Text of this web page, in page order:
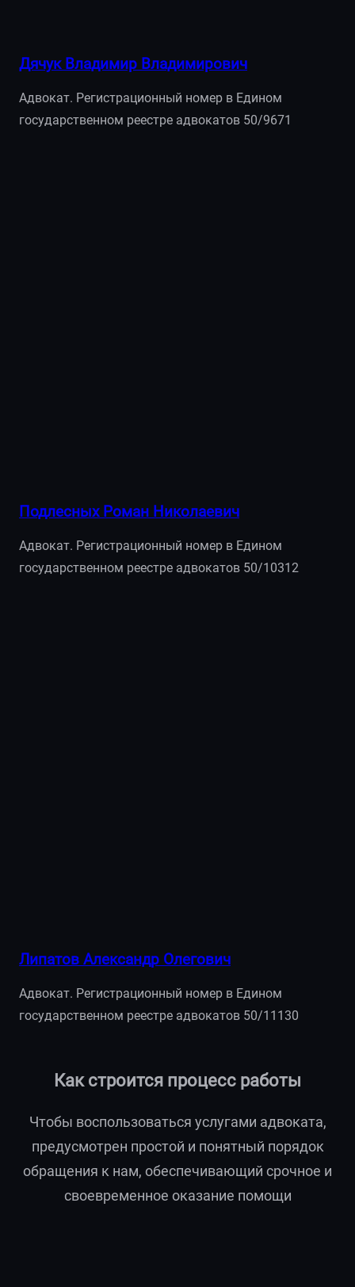
Дячук Владимир Владимирович
Адвокат. Регистрационный номер в Едином
государственном реестре адвокатов 50/9671
Подлесных Роман Николаевич
Адвокат. Регистрационный номер в Едином
государственном реестре адвокатов 50/10312
Липатов Александр Олегович
Адвокат. Регистрационный номер в Едином
государственном реестре адвокатов 50/11130
Как строится процесс работы
Чтобы воспользоваться услугами адвоката,
предусмотрен простой и понятный порядок
обращения к нам, обеспечивающий срочное и
своевременное оказание помощи